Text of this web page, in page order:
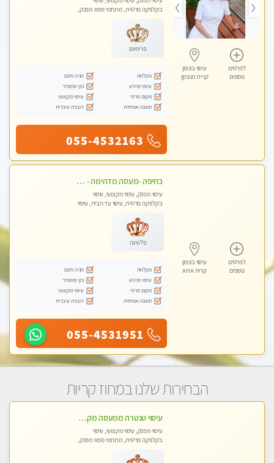
לפרטים
נוספים
עיסוי בצפון
קרית מוצקין
בקלניקה פרטית, מתחמי ספא מפנק,
פרימיום
מקלחת
חניה חינם
עיסוי מרגיע
נקי ומסודר
מקום פרטי
עיסוי מקצועי
תמונה אמיתית
דוברת עיברית
055-4532163
לפרטים
נוספים
עיסוי בצפון
קרית אתא
בחיפה -מעסה מדהימה - כל סוגי העיסויים מעסה מקצועית ואיכותית פרטי!!!
עיסוי מפנק, עיסוי מקצועי, עיסוי
בקלניקה פרטית, עיסוי עד הבית, עיסוי
פלטינה
מקלחת
חניה חינם
עיסוי מרגיע
נקי ומסודר
מקום פרטי
עיסוי מקצועי
תמונה אמיתית
דוברת עיברית
055-4531951
הבחירות שלנו במחוז קריות
עיסוי טנטרה ממעסה מקצועית חוויה מעולם אחר שכל אחד צריך לנסות ללא מין !!!
עיסוי מפנק, עיסוי מקצועי, עיסוי
בקלניקה פרטית, מתחמי ספא מפנק,